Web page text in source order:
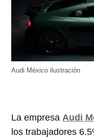
Audi México ilustración
La empresa Audi
los trabajadores